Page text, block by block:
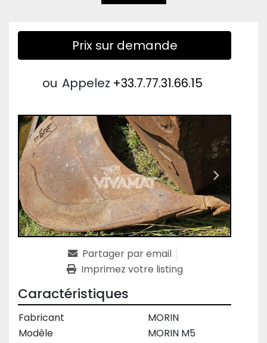
Prix sur demande
ou Appelez +33.7.77.31.66.15
Partager par email
Imprimez votre listing
Caractéristiques
Fabricant
MORIN
Modèle
MORIN M5